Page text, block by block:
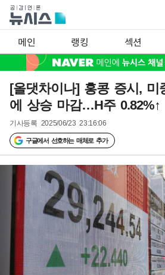
메인 랭킹 섹션
[올댓차이나] 홍콩 증시, 미
에 상승 마감…H주 0.82%↑
기사등록 2025/06/23 23:16:06
구글에서 선호하는 매체로 추가